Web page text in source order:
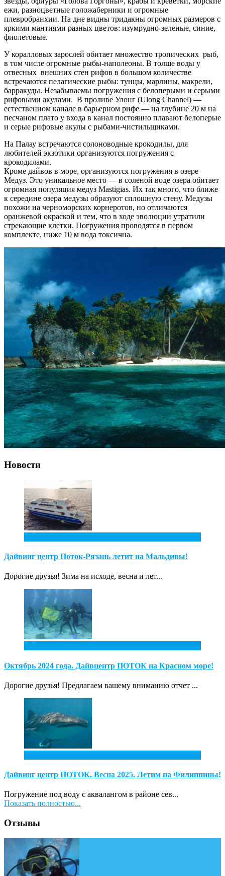
ежи, разноцветные голожаберники и огромные
плевробранхии. На дне видны тридакны огромных размеров с
яркими мантиями разных цветов: изумрудно-зеленые, синие,
фиолетовые.
У коралловых зарослей обитает множество тропических рыб,
в том числе огромные рыбы-наполеоны. В толще воды у
отвесных внешних стен рифов в большом количестве
встречаются пелагические рыбы: тунцы, марлины, макрели,
барракуды. Незабываемы погружения с белоперыми и серыми
рифовыми акулами. В проливе Улонг (Ulong Channel) —
естественном канале в барьерном рифе — на глубине 20 м на
песчаном плато у входа в канал постоянно плавают белоперые
и серые рифовые акулы с рыбами-чистильщиками.
На Палау встречаются солоноводные крокодилы, для
любителей экзотики организуются погружения с
крокодилами.
Кроме дайвов в море, организуются погружения в озере
Медуз. Это уникальное место — в соленой воде озера обитает
огромная популяция медуз Mastigias. Их так много, что ближе
к середине озера медузы образуют сплошную стену. Медузы
похожи на черноморских корнеротов, но отличаются
оранжевой окраской и тем, что в ходе эволюции утратили
стрекающие клетки. Погружения проводятся в первом
комплекте, ниже 10 м вода токсична.
Новости
Дайвинг центр Поток-Рязань летит на Мальдивы!
Дорогие друзья! Зима на исходе, весна и лет...
Октябрь 2024 года. Дайвцентр ПОТОК на Красном море!
Дорогие друзья! Предлагаем вашему вниманию отчет ...
Дайвинг центр ПОТОК. Весна 2025. Летим на Филиппины!
Погружение под воду с аквалангом в районе сев...
Показать полностью...
Отзывы